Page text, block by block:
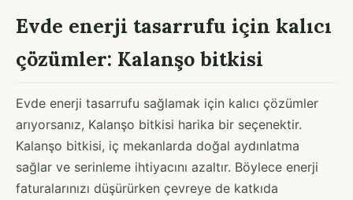
Evde enerji tasarrufu için kalıcı
çözümler: Kalanşo bitkisi
Evde enerji tasarrufu sağlamak için kalıcı çözümler
arıyorsanız, Kalanşo bitkisi harika bir seçenektir.
Kalanşo bitkisi, iç mekanlarda doğal aydınlatma
sağlar ve serinleme ihtiyacını azaltır. Böylece enerji
faturalarınızı düşürürken çevreye de katkıda